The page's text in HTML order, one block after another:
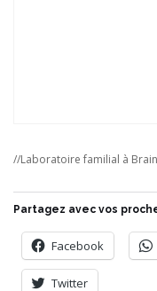
//Laboratoire familial à
Partagez avec vos
Facebook
Twitter